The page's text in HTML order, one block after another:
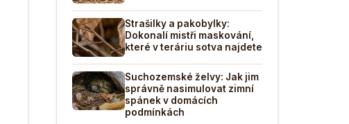
Strašilky a pakobylky:
Dokonalí mistři maskování,
které v teráriu sotva najdete
Suchozemské želvy: Jak jim
správně nasimulovat zimní
spánek v domácích
podmínkách